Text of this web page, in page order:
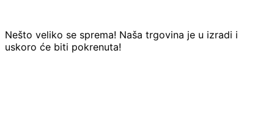
Nešto veliko se sprema! Naša trgovina je u izradi i
uskoro će biti pokrenuta!